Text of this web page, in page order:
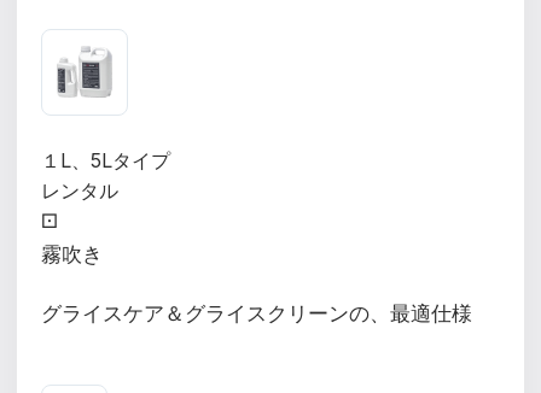
１L、5Lタイプ
レンタル
⚀
霧吹き
グライスケア＆グライスクリーンの、最適仕様